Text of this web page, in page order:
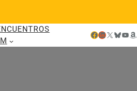
Facebook LinkedIn X Bluesky YouTube Amazon